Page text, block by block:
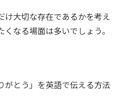
け大切な存在であるかを考え
なる場面は多いでしょう。
がとう」を英語で伝える方法